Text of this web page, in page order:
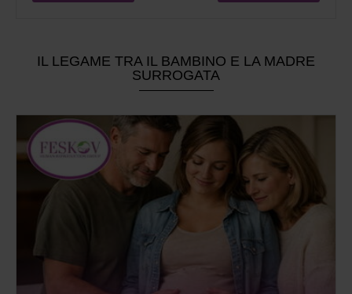
IL LEGAME TRA IL BAMBINO E LA MADRE
SURROGATA